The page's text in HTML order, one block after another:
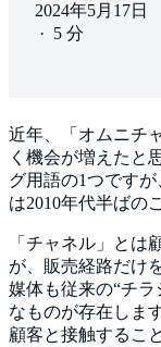
2024年5月17日
· 5 分
近年、「オムニチ
く機会が増えたと
グ用語の1つです
は2010年代半ばの
「チャネル」とは
が、販売経路だけ
媒体も従来の“チラ
なものが存在しま
顧客と接触するこ